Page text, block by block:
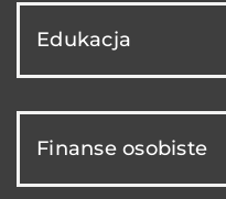
Edukacja
Finanse osobiste